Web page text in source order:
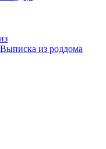
из роддома